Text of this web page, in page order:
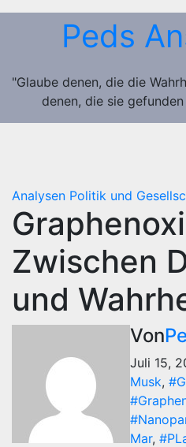
Zum
Peds
"Glaube denen, die die
denen, die sie
Analysen Politik und
Zwischen
und
Von
Juli 15,
Musk,
Mar,